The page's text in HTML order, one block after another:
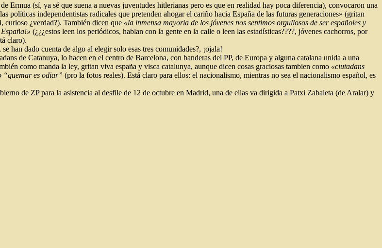
Ermua (sí, ya sé que suena a nuevas juventudes hitlerianas pero es que en realidad hay poca diferencia), convocaron una
políticas independentistas radicales que pretenden ahogar el cariño hacia España de las futuras generaciones» (gritan
curioso ¿verdad?). También dicen que «la inmensa mayoria de los jóvenes nos sentimos orgullosos de ser españoles y
(¿¿¿estos leen los periódicos, hablan con la gente en la calle o leen las estadísticas????, jóvenes cachorros, por
claro).
han dado cuenta de algo al elegir solo esas tres comunidades?, ¡ojala!
de Catanuya, lo hacen en el centro de Barcelona, con banderas del PP, de Europa y alguna catalana unida a una
como manda la ley, gritan viva españa y visca catalunya, aunque dicen cosas graciosas tambien como «ciutadans
“quemar es odiar” (pro la fotos reales). Está claro para ellos: el nacionalismo, mientras no sea el nacionalismo español, es
de ZP para la asistencia al desfile de 12 de octubre en Madrid, una de ellas va dirigida a Patxi Zabaleta (de Aralar) y